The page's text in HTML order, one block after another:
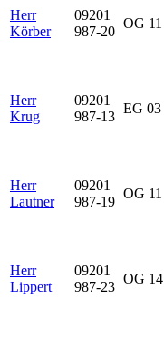
Herr
Körber
09201
987-20
OG 11
Herr
Krug
09201
987-13
EG 03
Herr
Lautner
09201
987-19
OG 11
Herr
Lippert
09201
987-23
OG 14